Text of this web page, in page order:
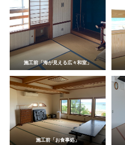
施工前「海が見える広々和室」
施工前「お食事処」